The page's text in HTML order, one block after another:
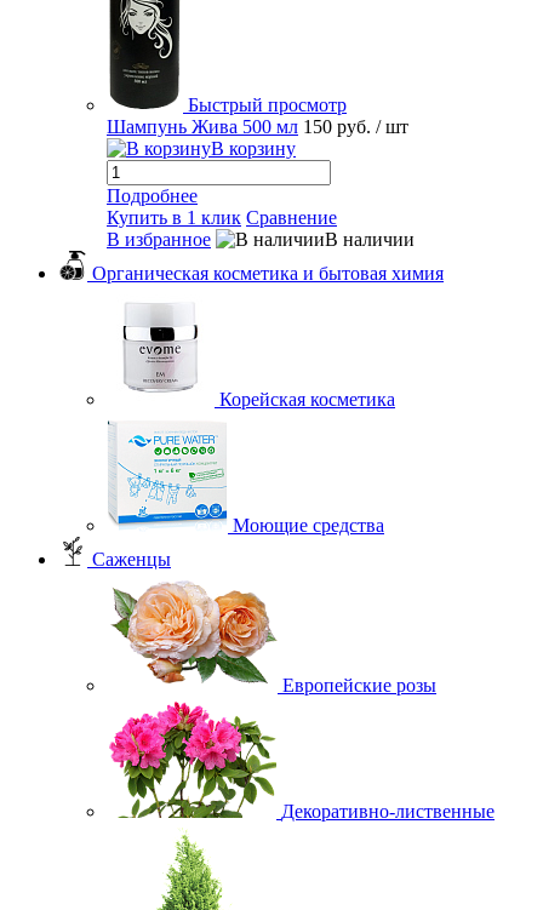
Быстрый просмотр
Шампунь Жива 500 мл 150 руб. / шт
В корзину
Подробнее
Купить в 1 клик Сравнение
В избранное
В наличии
Органическая косметика и бытовая химия
Корейская косметика
Моющие средства
Саженцы
Европейские розы
Декоративно-лиственные